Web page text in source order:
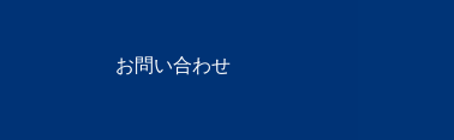
お問い合わせ